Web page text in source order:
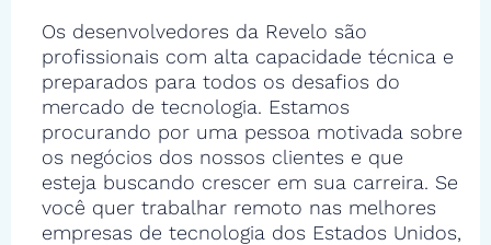
Os desenvolvedores da Revelo são
profissionais com alta capacidade técnica e
preparados para todos os desafios do
mercado de tecnologia. Estamos
procurando por uma pessoa motivada sobre
os negócios dos nossos clientes e que
esteja buscando crescer em sua carreira. Se
você quer trabalhar remoto nas melhores
empresas de tecnologia dos Estados Unidos,